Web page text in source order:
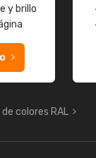
y brillo
colores RAL